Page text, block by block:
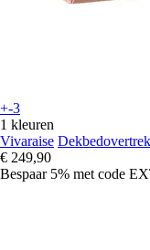
+-3
1 kleuren
Vivaraise
€ 249,90
Bespaar 5% met code